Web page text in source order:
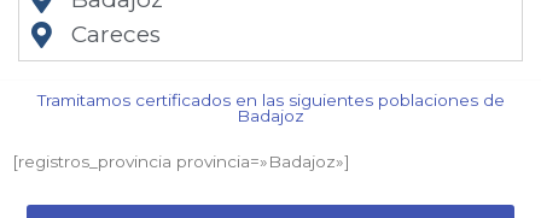
Careces
Tramitamos certificados en las siguientes poblaciones de
Badajoz​
[registros_provincia provincia=»Badajoz​»]